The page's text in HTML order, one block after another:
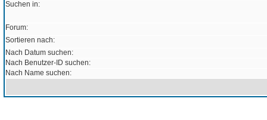
Suchen in:
Forum:
Sortieren nach:
Nach Datum suchen:
Nach Benutzer-ID suchen:
Nach Name suchen: